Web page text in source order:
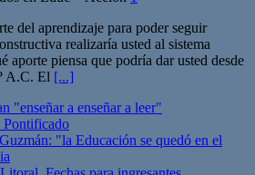
del aprendizaje para poder seguir
realizaría usted al sistema
aporte piensa que podría dar usted desde
A.C. El [...]